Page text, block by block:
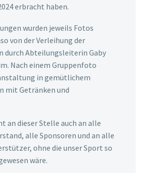
erbracht haben.
wurden jeweils Fotos
von der Verleihung der
durch Abteilungsleiterin Gaby
Nach einem Gruppenfoto
in gemütlichem
mit Getränken und
an dieser Stelle auch an alle
alle Sponsoren und an alle
ohne die unser Sport so
wäre.